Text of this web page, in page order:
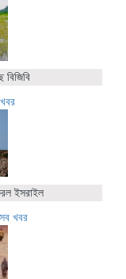
ইসরাইল
সব খবর